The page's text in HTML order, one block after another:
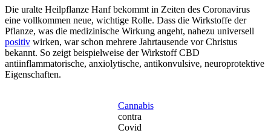
Die uralte Heilpflanze Hanf bekommt in Zeiten des Coronavirus
eine vollkommen neue, wichtige Rolle. Dass die Wirkstoffe der
Pflanze, was die medizinische Wirkung angeht, nahezu universell
positiv wirken, war schon mehrere Jahrtausende vor Christus
bekannt. So zeigt beispielweise der Wirkstoff CBD
antiinflammatorische, anxiolytische, antikonvulsive, neuroprotektive
Eigenschaften.
Cannabis
contra
Covid